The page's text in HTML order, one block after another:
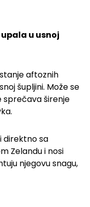
u usnoj
aftoznih
šupljini. Može se
sprečava širenje
direktno sa
Zelandu i nosi
njegovu snagu,